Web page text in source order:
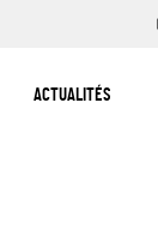
ACTUALITÉS